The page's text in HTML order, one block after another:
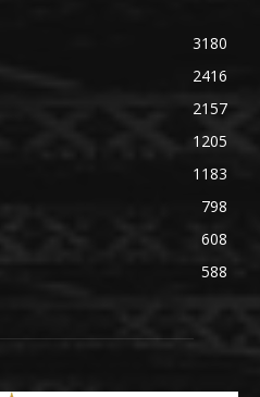
3180
2416
2157
1205
1183
798
608
588